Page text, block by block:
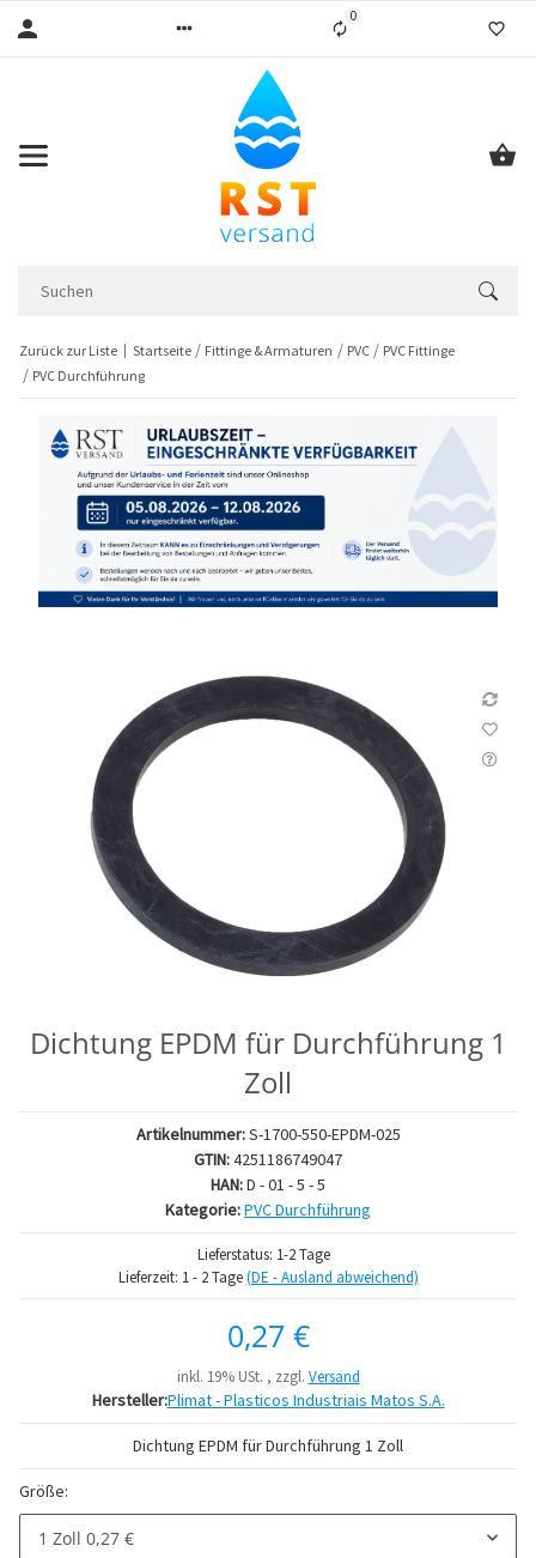
0Liste ist leer
Zurück zur Liste Startseite Fittinge & Armaturen PVC
PVC Fittinge
PVC Durchführung
Dichtung EPDM für Durchführung 1
Zoll
Artikelnummer:S-1700-550-EPDM-025
GTIN:4251186749047
HAN:D - 01 - 5 - 5
Kategorie:PVC Durchführung
Lieferstatus: 1-2 Tage
Lieferzeit: 1 - 2 Tage(DE - Ausland abweichend)
0,27 €
inkl. 19% USt. , zzgl. Versand
Hersteller:Plimat - Plasticos Industriais Matos S.A.
Dichtung EPDM für Durchführung 1 Zoll
Größe:
1 Zoll 0,27 €